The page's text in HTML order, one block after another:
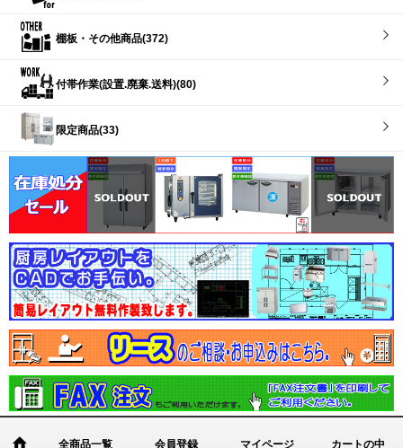
棚板・その他商品(372)
付帯作業(設置.廃棄.送料)(80)
限定商品(33)
全商品一覧 会員登録 マイページ カートの中